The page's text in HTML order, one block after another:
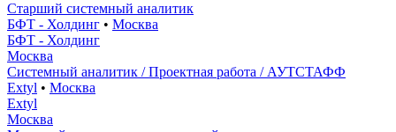
Старший системный аналитик
БФТ - Холдинг • Москва
БФТ - Холдинг
Москва
Системный аналитик / Проектная работа / АУТСТАФФ
Extyl • Москва
Extyl
Москва